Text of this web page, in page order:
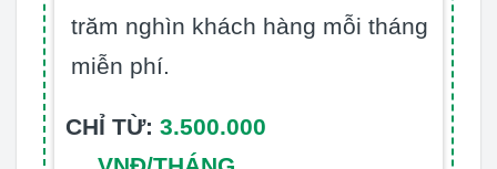
trăm nghìn khách hàng mỗi tháng
miễn phí.
CHỈ TỪ: 3.500.000